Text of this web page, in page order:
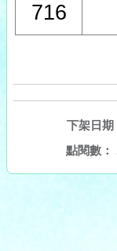
716
下架日期
點閱數：